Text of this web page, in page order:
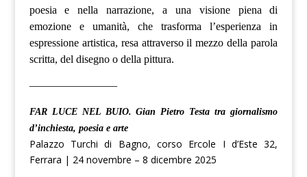
poesia e nella narrazione, a una visione piena di
emozione e umanità, che trasforma l’esperienza in
espressione artistica, resa attraverso il mezzo della parola
scritta, del disegno o della pittura.
————————
FAR LUCE NEL BUIO. Gian Pietro Testa tra giornalismo
d’inchiesta, poesia e arte
Palazzo Turchi di Bagno, corso Ercole I d’Este 32,
Ferrara | 24 novembre – 8 dicembre 2025